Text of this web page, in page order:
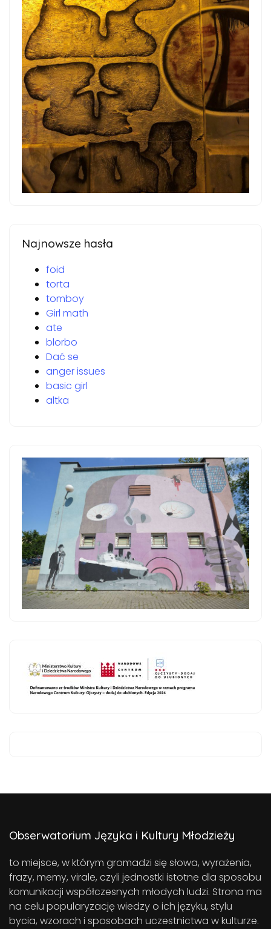
Najnowsze hasła
foid
torta
tomboy
Girl math
ate
blorbo
Dać se
anger issues
basic girl
altka
Obserwatorium Języka i Kultury Młodzieży
to miejsce, w którym gromadzi się słowa, wyrażenia,
frazy, memy, virale, czyli jednostki istotne dla sposobu
komunikacji współczesnych młodych ludzi. Strona ma
na celu popularyzację wiedzy o ich języku, stylu
bycia, wzorach i sposobach uczestnictwa w kulturze.